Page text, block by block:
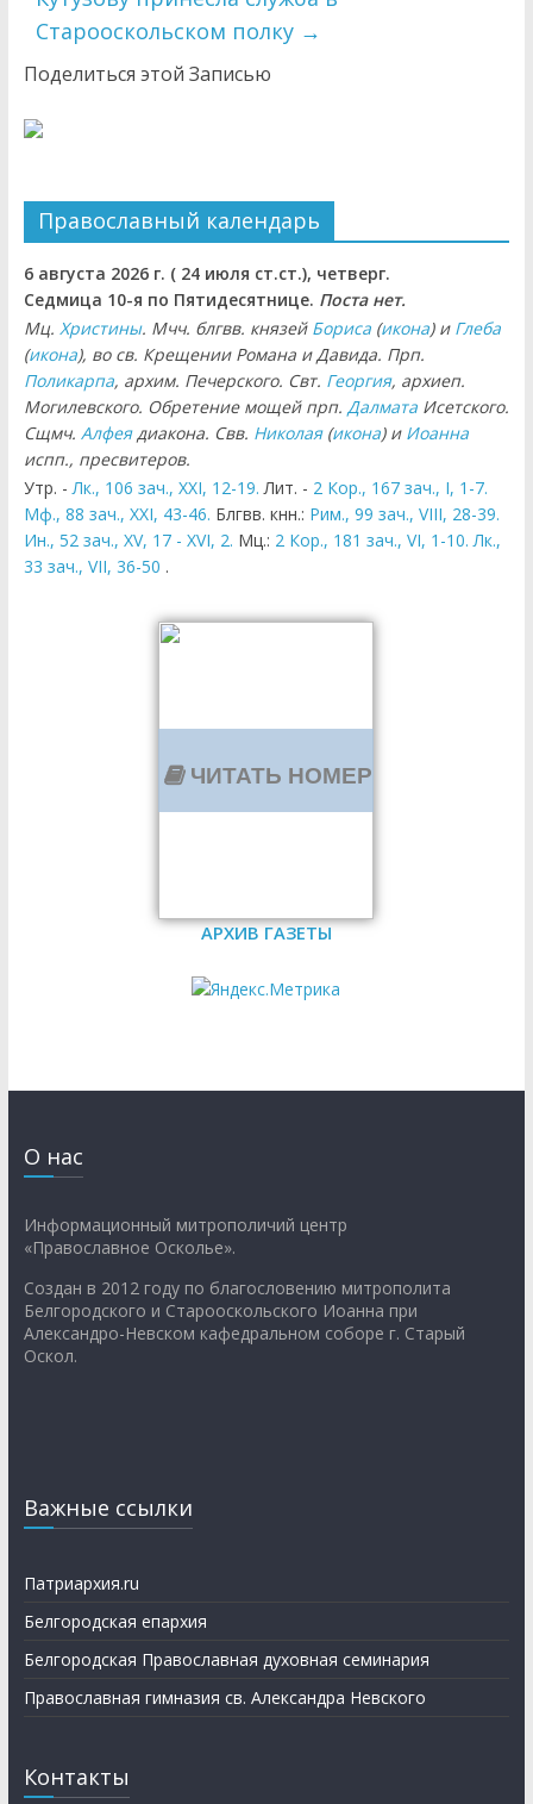
Старооскольском полку →
Поделиться этой Записью
Православный календарь
6 августа 2026 г. ( 24 июля ст.ст.), четверг.
Седмица 10-я по Пятидесятнице. Поста нет.
Мц. Христины. Мчч. блгвв. князей Бориса(икона) и Глеба
(икона), во св. Крещении Романа и Давида. Прп.
Поликарпа, архим. Печерского. Свт. Георгия, архиеп.
Могилевского. Обретение мощей прп. ДалматаИсетского.
Сщмч. Алфеядиакона. Свв. Николая(икона) и Иоанна
испп., пресвитеров.
Утр. -Лк., 106 зач., XXI, 12-19. Лит. - 2 Кор., 167 зач., I, 1-7.
Мф., 88 зач., XXI, 43-46. Блгвв. кнн.: Рим., 99 зач., VIII, 28-39.
Ин., 52 зач., XV, 17 - XVI, 2. Мц.: 2 Кор., 181 зач., VI, 1-10. Лк.,
33 зач., VII, 36-50 .
ЧИТАТЬ НОМЕР
АРХИВ ГАЗЕТЫ
О нас
Информационный митрополичий центр
«Православное Осколье».
Создан в 2012 году по благословению митрополита
Белгородского и Старооскольского Иоанна при
Александро-Невском кафедральном соборе г. Старый
Оскол.
Важные ссылки
Патриархия.ru
Белгородская епархия
Белгородская Православная духовная семинария
Православная гимназия св. Александра Невского
Контакты